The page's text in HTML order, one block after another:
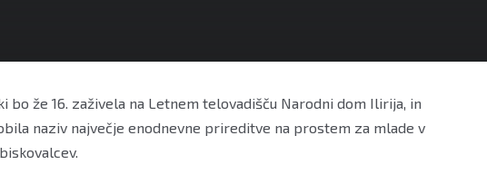
že 16. zaživela na Letnem telovadišču Narodni dom Ilirija, in
naziv največje enodnevne prireditve na prostem za mlade v